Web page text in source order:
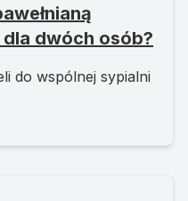
dwóch osób?
do wspólnej sypialni